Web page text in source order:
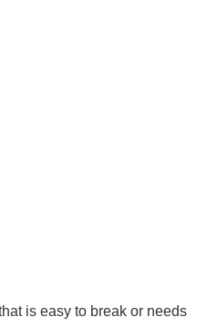
is easy to break or needs